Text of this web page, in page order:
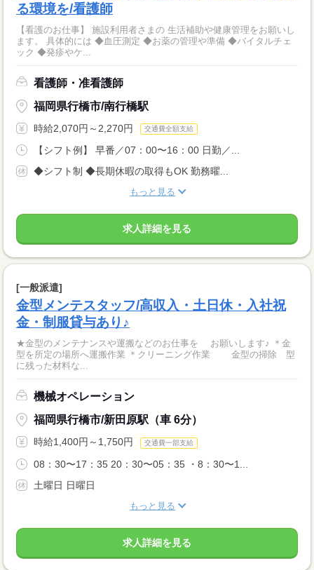
る環境を/看護師
【看護のお仕事】 施設利用者さまの 生活補助や健康管理をお願いし
ます。 具体的には ◆血圧測定 ◆お薬の管理や準備 ◆バイタルチェ
ック ◆発疹やケ...
看護師・准看護師
福岡県行橋市/南行橋駅
時給2,070円～2,270円 交通費全額支給
【シフト例】 早番／07：00〜16：00 日勤／...
◆シフト制 ◆長期休暇の取得もOK 勤務曜...
もっと見る
求人詳細を見る
[一般派遣]
金型メンテスタッフ/高収入・土日休・入社祝
金・制服貸与あり♪
★金型のメンテナンスや運搬などのお仕事を お願いします♪ ＊金
型を所定の場所へ運搬作業 ＊クリーニング作業 金型の掃除 型
に残った材料な...
機械オペレーション
福岡県行橋市/新田原駅（車 6分）
時給1,400円～1,750円 交通費一部支給
08：30〜17：35 20：30〜05：35 ・8：30〜1...
土曜日 日曜日
もっと見る
求人詳細を見る